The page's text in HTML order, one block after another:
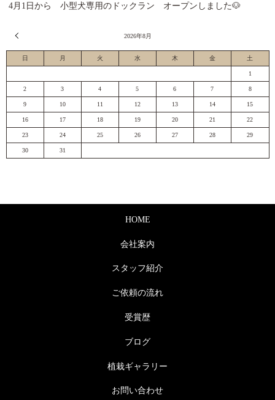
4月1日から 小型犬専用のドックラン オープンしました🐶
2026年8月
日 月 火 水 木 金 土
1
2 3 4 5 6 7 8
9 10 11 12 13 14 15
16 17 18 19 20 21 22
23 24 25 26 27 28 29
30 31
HOME
会社案内
スタッフ紹介
ご依頼の流れ
受賞歴
ブログ
植栽ギャラリー
お問い合わせ